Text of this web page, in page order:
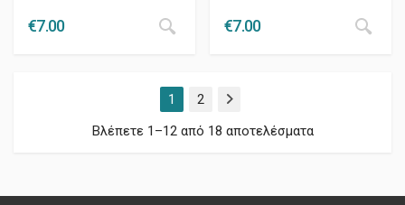
€7.00 €7.00
1 2
Επόμενο
Βλέπετε 1–12 από 18 αποτελέσματα